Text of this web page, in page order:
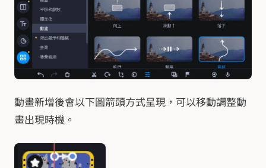
動畫新增後會以下圖箭頭方式呈現，可以移動調整動
畫出現時機。